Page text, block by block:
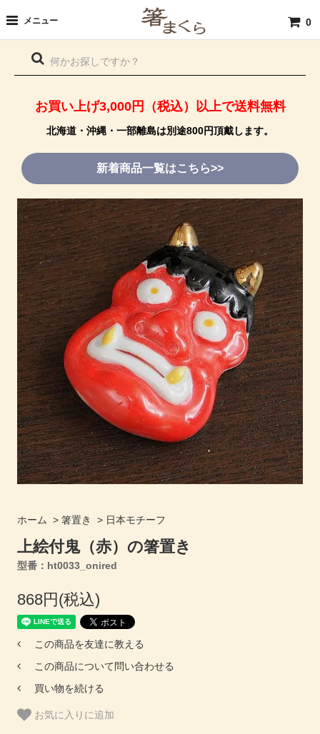
メニュー 0
お買い上げ3,000円（税込）以上で送料無料
北海道・沖縄・一部離島は別途800円頂戴します。
新着商品一覧はこちら>>
ホーム >箸置き > 日本モチーフ
上絵付鬼（赤）の箸置き
型番：ht0033_onired
868円(税込)
この商品を友達に教える
この商品について問い合わせる
買い物を続ける
お気に入りに追加